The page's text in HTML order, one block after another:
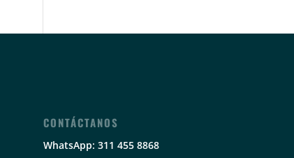
CONTÁCTANOS
WhatsApp: 311 455 8868